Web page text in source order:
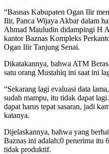
“Basnas Kabupaten Ogan Ilir
Ilir, Panca Wijaya Akbar dalam
Ahmad Mauludin didampingi H
kantor Baznas Kompleks
Ogan Ilir Tanjung Senai.
Dikatakannya, bahwa ATM
satu orang Mustahiq ini saat ini
“Sekarang lagi evaluasi data
sudah mampu, itu tidak dapat
dapat harus tepat sasaran, jadi
katanya.
Dijelaskannya, bahwa yang
Baznas ini adalah;0 penerima itu
tidak produktif.